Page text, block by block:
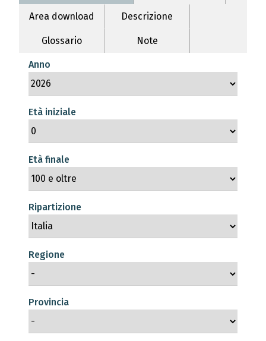
Area download Descrizione
Glossario Note
Anno
Età iniziale
Età finale
Ripartizione
Regione
Provincia